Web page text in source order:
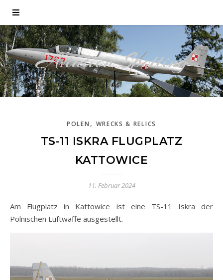
Aviation Spotting
POLEN , WRECKS & RELICS
TS-11 ISKRA FLUGPLATZ
KATTOWICE
11. Februar 2024
Am Flugplatz in Kattowice ist eine TS-11 Iskra der
Polnischen Luftwaffe ausgestellt.